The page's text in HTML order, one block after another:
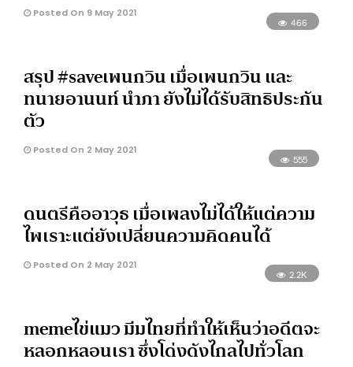
Posted On 9 May 2021
466
สรุป #saveเพนกวิน​ เมื่อเพนกวิน และ
ทนายอานนท์ นำภา ยังไม่ได้รับสิทธิประกัน
ตัว
Posted On 2 May 2021
555
ดนตรีคืออาวุธ เมื่อเพลงไม่ได้ให้แต่ความ
ไพเราะแต่ยังเปลี่ยนความคิดคนได้
Posted On 2 May 2021
2.2K
memeไข่แมว มีมไทยที่ทำให้เห็นว่าอดีตจะ
หลอกหลอนเรา ซึ่งโด่งดังไกลไปทั่วโลก